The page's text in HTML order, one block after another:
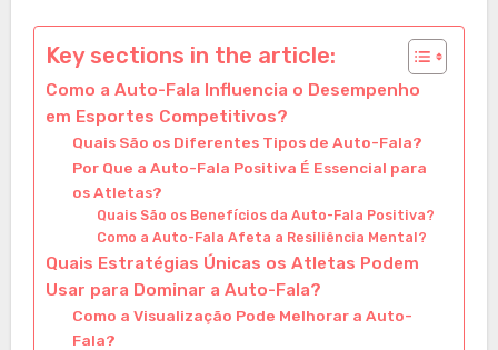
Key sections in the article:
Como a Auto-Fala Influencia o Desempenho
em Esportes Competitivos?
Quais São os Diferentes Tipos de Auto-Fala?
Por Que a Auto-Fala Positiva É Essencial para
os Atletas?
Quais São os Benefícios da Auto-Fala Positiva?
Como a Auto-Fala Afeta a Resiliência Mental?
Quais Estratégias Únicas os Atletas Podem
Usar para Dominar a Auto-Fala?
Como a Visualização Pode Melhorar a Auto-
Fala?